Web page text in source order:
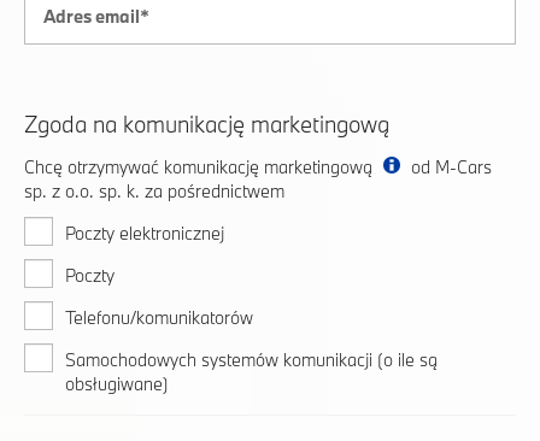
Zgoda na komunikację marketingową
Chcę otrzymywać komunikację marketingową
od M-Cars
sp. z o.o. sp. k. za pośrednictwem
Poczty elektronicznej
Poczty
Telefonu/komunikatorów
Samochodowych systemów komunikacji (o ile są
obsługiwane)